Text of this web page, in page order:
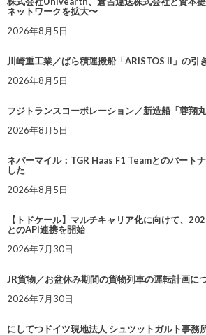
ネットワークを拡大〜
2026年8月5日
川崎重工業／ばら積運搬船「ARISTOS II」の引
2026年8月5日
フジトランスコーポレーション／新造船「蓉翔
2026年8月5日
ネバーマイル：TGR Haas F1 Teamとのパート
した
2026年8月5日
【トドケール】マルチキャリア化に向けて、
とのAPI連携を開始
2026年7月30日
JR貨物／お盆休み期間の貨物列車の運転計画に
2026年7月30日
にしてつドイツ現地法人 シュツットガルト事務